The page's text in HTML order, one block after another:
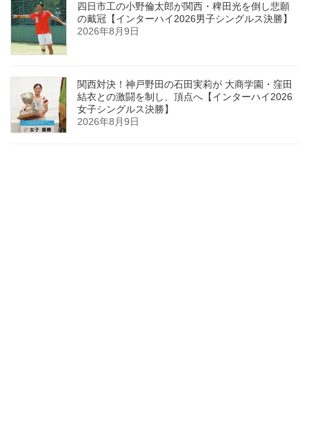
四日市工の小野倫太郎が関西・稗田光を倒し悲願
の戴冠【インターハイ2026男子シングルス決勝】
2026年8月9日
関西対決！神戸野田の石田実莉が 大商学園・窪田
結衣との激闘を制し、頂点へ【インターハイ2026
女子シングルス決勝】
2026年8月9日